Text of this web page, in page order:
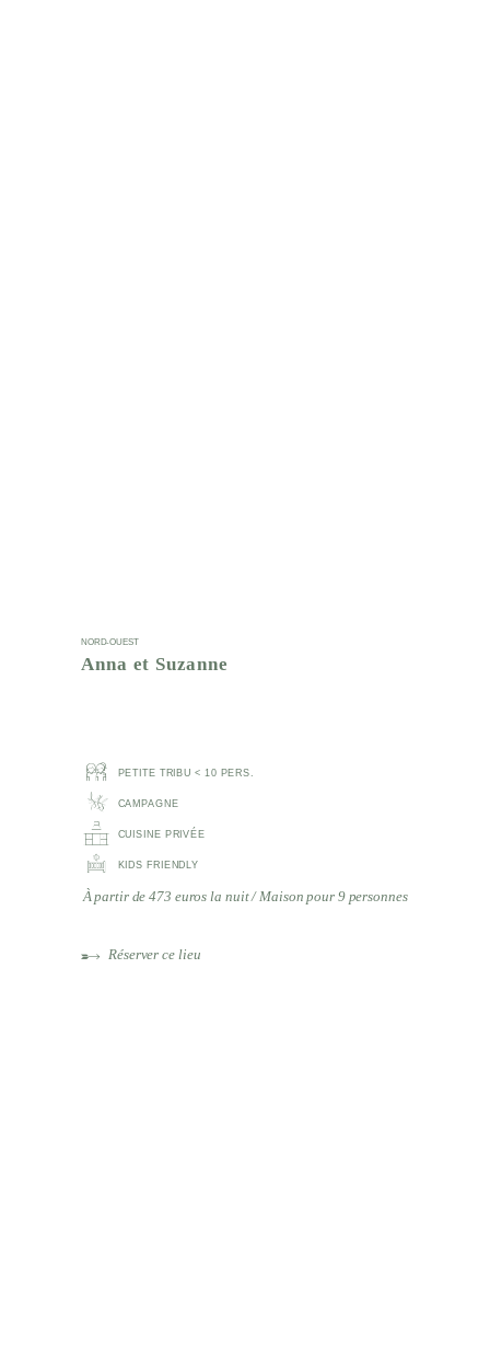
NORD-OUEST
Anna et Suzanne
PETITE TRIBU < 10 PERS.
CAMPAGNE
CUISINE PRIVÉE
KIDS FRIENDLY
À partir de 473 euros la nuit / Maison pour 9 personnes
Réserver ce lieu